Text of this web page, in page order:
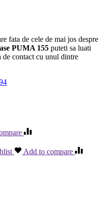
fata de cele de mai jos despre
PUMA 155 puteti sa luati
contact cu unul dintre
Add to compare